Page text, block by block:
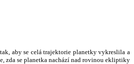
aby se celá trajektorie planetky vykreslila a
zda se planetka nachází nad rovinou ekliptiky